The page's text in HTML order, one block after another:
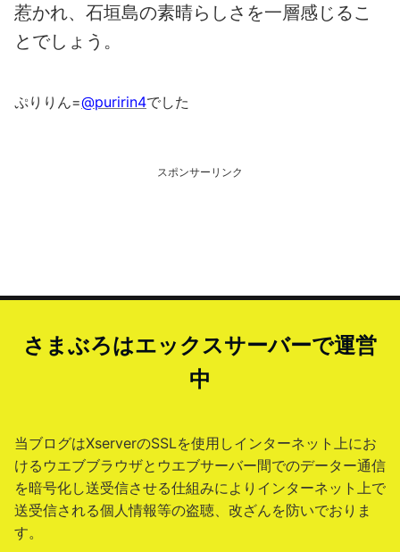
惹かれ、石垣島の素晴らしさを一層感じるこ
とでしょう。
ぷりりん=@puririn4でした
スポンサーリンク
さまぶろはエックスサーバーで運営
中
当ブログはXserverのSSLを使用しインターネット上にお
けるウエブブラウザとウエブサーバー間でのデーター通信
を暗号化し送受信させる仕組みによりインターネット上で
送受信される個人情報等の盗聴、改ざんを防いでおりま
す。